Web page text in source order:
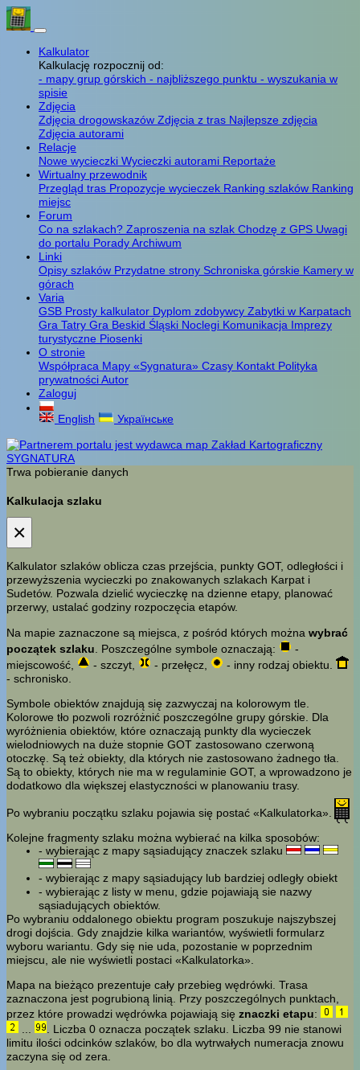
Kalkulator
Kalkulację rozpocznij od:
- mapy grup górskich - najbliższego punktu - wyszukania w
spisie
Zdjęcia
Zdjęcia drogowskazów Zdjęcia z tras Najlepsze zdjęcia
Zdjęcia autorami
Relacje
Nowe wycieczki Wycieczki autorami Reportaże
Wirtualny przewodnik
Przegląd tras Propozycje wycieczek Ranking szlaków Ranking
miejsc
Forum
Co na szlakach? Zaproszenia na szlak Chodzę z GPS Uwagi
do portalu PoradyArchiwum
Linki
Opisy szlaków Przydatne strony Schroniska górskie Kamery w
górach
Varia
GSB Prosty kalkulator Dyplom zdobywcy Zabytki w Karpatach
Gra Tatry Gra Beskid Śląski Noclegi Komunikacja Imprezy
turystyczne Piosenki
O stronie
Współpraca Mapy «Sygnatura» Czasy Kontakt Polityka
prywatnościAutor
Zaloguj
English
Українське
Trwa pobieranie danych
Kalkulacja szlaku
×
Kalkulator szlaków oblicza czas przejścia, punkty GOT, odległości i
przewyższenia wycieczki po znakowanych szlakach Karpat i
Sudetów. Pozwala dzielić wycieczkę na dzienne etapy, planować
przerwy, ustalać godziny rozpoczęcia etapów.
Na mapie zaznaczone są miejsca, z pośród których można wybrać
początek szlaku . Poszczególne symbole oznaczają:
-
miejscowość,
- szczyt, - przełęcz,
- inny rodzaj obiektu.
- schronisko.
Symbole obiektów znajdują się zazwyczaj na kolorowym tle.
Kolorowe tło pozwoli rozróżnić poszczególne grupy górskie. Dla
wyróżnienia obiektów, które oznaczają punkty dla wycieczek
wielodniowych na duże stopnie GOT zastosowano czerwoną
otoczkę. Są też obiekty, dla których nie zastosowano żadnego tła.
Są to obiekty, których nie ma w regulaminie GOT, a wprowadzono je
dodatkowo dla większej elastyczności w planowaniu trasy.
Po wybraniu początku szlaku pojawia się postać «Kalkulatorka».
Kolejne fragmenty szlaku można wybierać na kilka sposobów:
- wybierając z mapy sąsiadujący znaczek szlaku
- wybierając z mapy sąsiadujący lub bardziej odległy obiekt
- wybierając z listy w menu, gdzie pojawiają sie nazwy
sąsiadujących obiektów.
Po wybraniu oddalonego obiektu program poszukuje najszybszej
drogi dojścia. Gdy znajdzie kilka wariantów, wyświetli formularz
wyboru wariantu. Gdy się nie uda, pozostanie w poprzednim
miejscu, ale nie wyświetli postaci «Kalkulatorka».
Mapa na bieżąco prezentuje cały przebieg wędrówki. Trasa
zaznaczona jest pogrubioną linią. Przy poszczególnych punktach,
przez które prowadzi wędrówka pojawiają się znaczki etapu:
. Liczba 0 oznacza początek szlaku. Liczba 99 nie stanowi
limitu ilości odcinków szlaków, bo dla wytrwałych numeracja znowu
zaczyna się od zera.